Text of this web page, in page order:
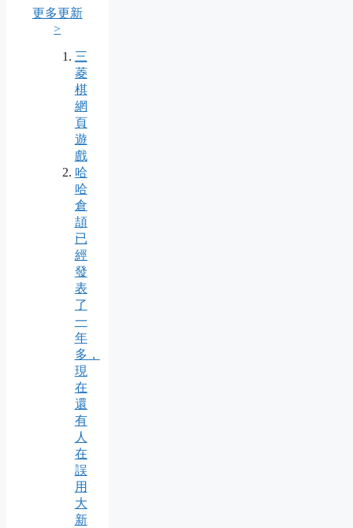
更多更新
>
三
菱
棋
網
頁
遊
戲
哈
哈
倉
頡
已
經
發
表
了
一
年
多，
現
在
還
有
人
在
誤
用
大
新